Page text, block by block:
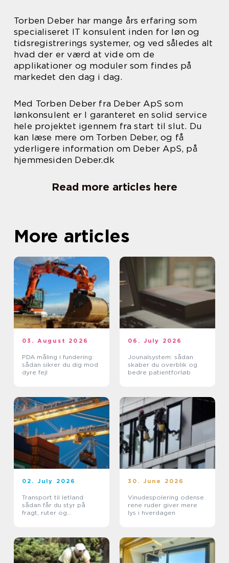
Torben Deber har mange års erfaring som
specialiseret IT konsulent inden for løn og
tidsregistrerings systemer, og ved således alt
hvad der er værd at vide om de
applikationer og moduler som findes på
markedet den dag i dag.
Med Torben Deber fra Deber ApS som
lønkonsulent er I garanteret en solid service
hele projektet igennem fra start til slut. Du
kan læse mere om Torben Deber, og få
yderligere information om Deber ApS, på
hjemmesiden Deber.dk
Read more articles here
More articles
03. August 2026
PDA måling i fundering:
sådan sikrer du dig mod
dyre fejl
06. July 2026
Jounalsystem: sådan
skaber du overblik og
bedre patientforløb
02. July 2026
Transport til letland
sådan får du styr på
fragt, ruter og
30. June 2026
Vinudespolering odense
rene ruder giver mere
lys i hverdagen